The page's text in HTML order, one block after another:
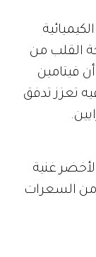
القلب من
فيتامين
تعزز تدفق
غنية
من السعرات